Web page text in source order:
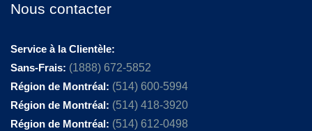
Nous contacter
Service à la Clientèle:
Sans-Frais: (1888) 672-5852
Région de Montréal: (514) 600-5994
Région de Montréal: (514) 418-3920
Région de Montréal: (514) 612-0498